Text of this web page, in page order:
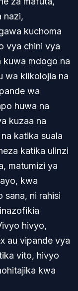
nazi,
kuchoma
vya chini vya
kuwa mdogo na
wa kiikolojia na
wa
huwa na
kuzaa na
katika suala
katika ulinzi
matumizi ya
kwa
sana, ni rahisi
hivyo,
au vipande vya
vito, hivyo
kwa